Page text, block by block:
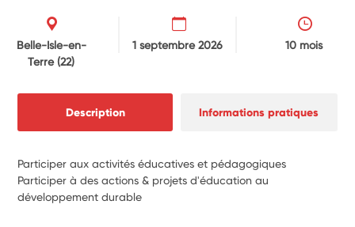
Belle-Isle-en-
Terre(22)
1 septembre 2026 10 mois
Description Informations pratiques
Participer aux activités éducatives et pédagogiques
Participer à des actions & projets d'éducation au
développement durable